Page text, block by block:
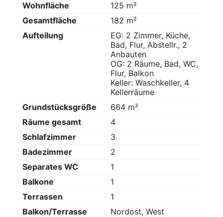
Wohnfläche
125 m²
Gesamtfläche
182 m²
Aufteilung
EG: 2 Zimmer, Küche,
Bad, Flur, Abstellr., 2
Anbauten
OG: 2 Räume, Bad, WC,
Flur, Balkon
Keller: Waschkeller, 4
Kellerräume
Grundstücksgröße
664 m²
Räume gesamt
4
Schlafzimmer
3
Badezimmer
2
Separates WC
1
Balkone
1
Terrassen
1
Balkon/Terrasse
Nordost, West